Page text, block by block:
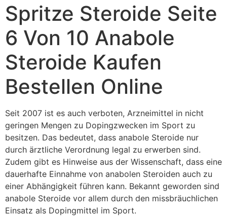
Spritze Steroide Seite
6 Von 10 Anabole
Steroide Kaufen
Bestellen Online
Seit 2007 ist es auch verboten, Arzneimittel in nicht
geringen Mengen zu Dopingzwecken im Sport zu
besitzen. Das bedeutet, dass anabole Steroide nur
durch ärztliche Verordnung legal zu erwerben sind.
Zudem gibt es Hinweise aus der Wissenschaft, dass eine
dauerhafte Einnahme von anabolen Steroiden auch zu
einer Abhängigkeit führen kann. Bekannt geworden sind
anabole Steroide vor allem durch den missbräuchlichen
Einsatz als Dopingmittel im Sport.